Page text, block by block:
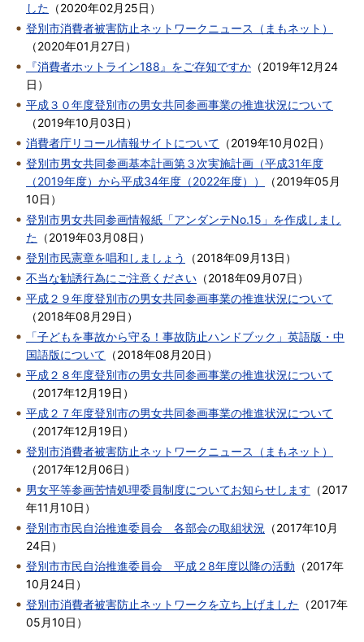
した （2020年02月25日 ）
登別市消費者被害防止ネットワークニュース（まもネット）
（2020年01月27日 ）
『消費者ホットライン188』をご存知ですか （2019年12月24
日 ）
平成３０年度登別市の男女共同参画事業の推進状況について
（2019年10月03日 ）
消費者庁リコール情報サイトについて （2019年10月02日 ）
登別市男女共同参画基本計画第３次実施計画（平成31年度
（2019年度）から平成34年度（2022年度））
（2019年05月
10日 ）
登別市男女共同参画情報紙「アンダンテNo.15」を作成しまし
た （2019年03月08日 ）
登別市民憲章を唱和しましょう
（2018年09月13日 ）
不当な勧誘行為にご注意ください （2018年09月07日 ）
平成２９年度登別市の男女共同参画事業の推進状況について
（2018年08月29日 ）
「子どもを事故から守る！事故防止ハンドブック」英語版・中
国語版について （2018年08月20日 ）
平成２８年度登別市の男女共同参画事業の推進状況について
（2017年12月19日 ）
平成２７年度登別市の男女共同参画事業の推進状況について
（2017年12月19日 ）
登別市消費者被害防止ネットワークニュース（まもネット）
（2017年12月06日 ）
男女平等参画苦情処理委員制度についてお知らせします （2017
年11月10日 ）
登別市市民自治推進委員会 各部会の取組状況
（2017年10月
24日 ）
登別市市民自治推進委員会 平成２8年度以降の活動 （2017年
10月24日 ）
登別市消費者被害防止ネットワークを立ち上げました （2017年
05月10日 ）